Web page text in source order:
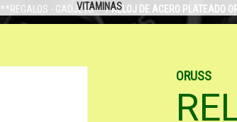
VITAMINAS
- GADJETS**/RELOJ DE ACERO PLATEADO
ORUSS